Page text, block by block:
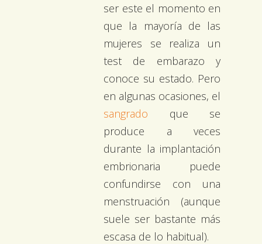
ser este el momento en
que la mayoría de las
mujeres se realiza un
test de embarazo y
conoce su estado. Pero
en algunas ocasiones, el
sangrado que se
produce a veces
durante la implantación
embrionaria puede
confundirse con una
menstruación (aunque
suele ser bastante más
escasa de lo habitual).